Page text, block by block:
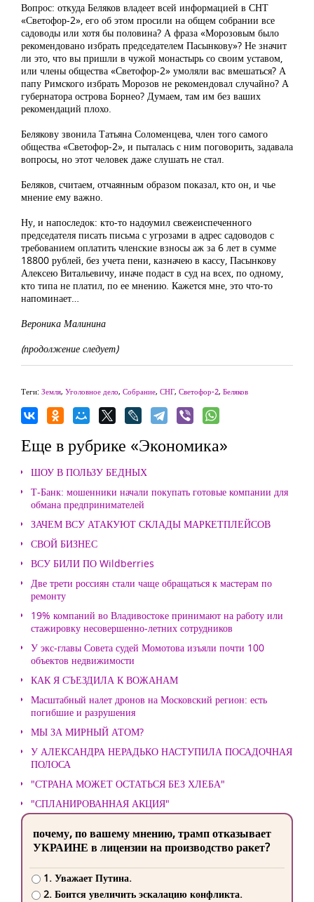
Вопрос: откуда Беляков владеет всей информацией в СНТ
«Светофор-2», его об этом просили на общем собрании все
садоводы или хотя бы половина? А фраза «Морозовым было
рекомендовано избрать председателем Пасынкову»? Не значит
ли это, что вы пришли в чужой монастырь со своим уставом,
или члены общества «Светофор-2» умоляли вас вмешаться? А
папу Римского избрать Морозов не рекомендовал случайно? А
губернатора острова Борнео? Думаем, там им без ваших
рекомендаций плохо.
Белякову звонила Татьяна Соломенцева, член того самого
общества «Светофор-2», и пыталась с ним поговорить, задавала
вопросы, но этот человек даже слушать не стал.
Беляков, считаем, отчаянным образом показал, кто он, и чье
мнение ему важно.
Ну, и напоследок: кто-то надоумил свежеиспеченного
председателя писать письма с угрозами в адрес садоводов с
требованием оплатить членские взносы аж за 6 лет в сумме
18800 рублей, без учета пени, казначею в кассу, Пасынкову
Алексею Витальевичу, иначе подаст в суд на всех, по одному,
кто типа не платил, по ее мнению. Кажется мне, это что-то
напоминает…
Вероника Малинина
(продолжение следует)
Теги: Земля, Уголовное дело, Собрание, СНГ, Светофор-2, Беляков
Еще в рубрике «Экономика»
ШОУ В ПОЛЬЗУ БЕДНЫХ
Т-Банк: мошенники начали покупать готовые компании для
обмана предпринимателей
ЗАЧЕМ ВСУ АТАКУЮТ СКЛАДЫ МАРКЕТПЛЕЙСОВ
СВОЙ БИЗНЕС
ВСУ БИЛИ ПО Wildberries
Две трети россиян стали чаще обращаться к мастерам по
ремонту
19% компаний во Владивостоке принимают на работу или
стажировку несовершенно-летних сотрудников
У экс-главы Совета судей Момотова изъяли почти 100
объектов недвижимости
КАК Я СЪЕЗДИЛА К ВОЖАНАМ
Масштабный налет дронов на Московский регион: есть
погибшие и разрушения
МЫ ЗА МИРНЫЙ АТОМ?
У АЛЕКСАНДРА НЕРАДЬКО НАСТУПИЛА ПОСАДОЧНАЯ
ПОЛОСА
"СТРАНА МОЖЕТ ОСТАТЬСЯ БЕЗ ХЛЕБА"
"СПЛАНИРОВАННАЯ АКЦИЯ"
почему, по вашему мнению, трамп отказывает
УКРАИНЕ в лицензии на производство ракет?
1. Уважает Путина.
2. Боится увеличить эскалацию конфликта.